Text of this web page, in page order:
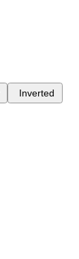
Inverted